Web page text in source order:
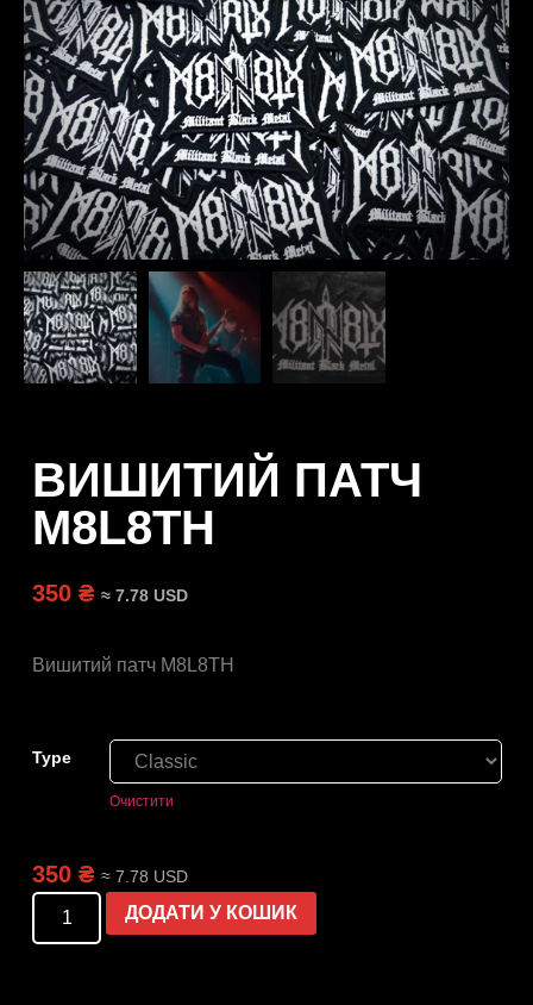
ВИШИТИЙ ПАТЧ
M8L8TH
350 ₴ ≈ 7.78 USD
Вишитий патч M8L8TH
Type
Очистити
350 ₴ ≈ 7.78 USD
ДОДАТИ У КОШИК